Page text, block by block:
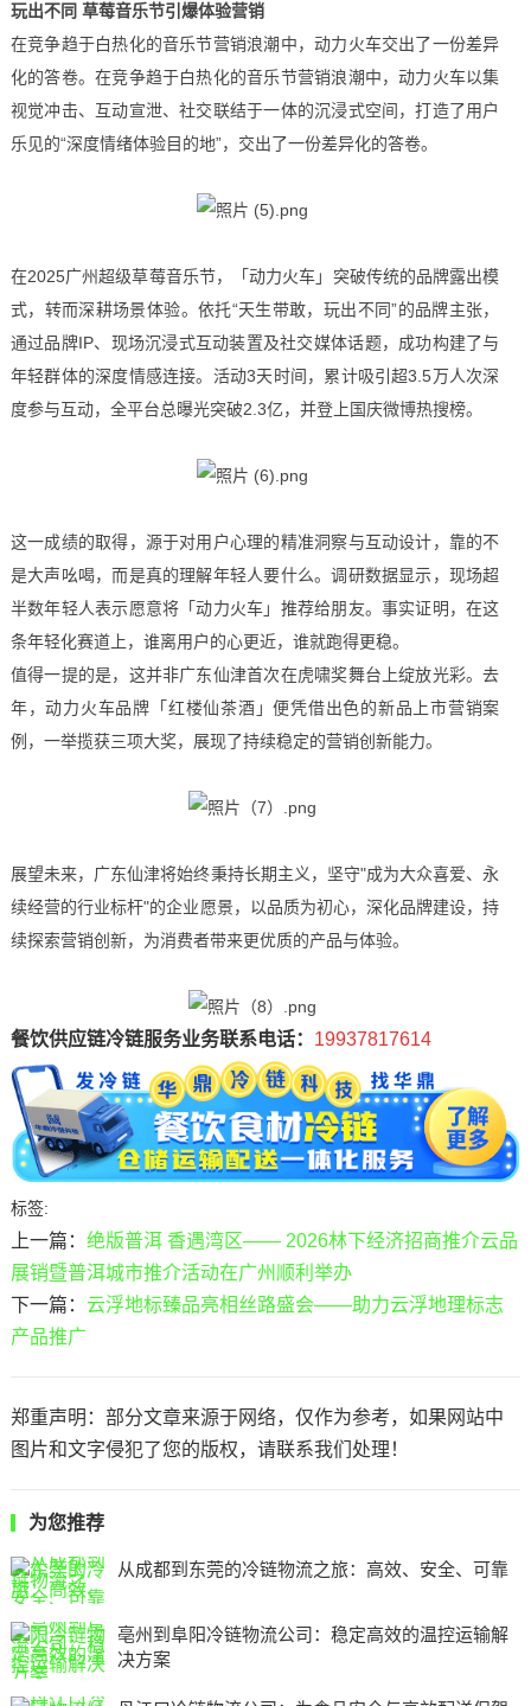
玩出不同 草莓音乐节引爆体验营销
在竞争趋于白热化的音乐节营销浪潮中，动力火车交出了一份差异
化的答卷。在竞争趋于白热化的音乐节营销浪潮中，动力火车以集
视觉冲击、互动宣泄、社交联结于一体的沉浸式空间，打造了用户
乐见的“深度情绪体验目的地”，交出了一份差异化的答卷。
在2025广州超级草莓音乐节，「动力火车」突破传统的品牌露出模
式，转而深耕场景体验。依托“天生带敢，玩出不同”的品牌主张，
通过品牌IP、现场沉浸式互动装置及社交媒体话题，成功构建了与
年轻群体的深度情感连接。活动3天时间，累计吸引超3.5万人次深
度参与互动，全平台总曝光突破2.3亿，并登上国庆微博热搜榜。
这一成绩的取得，源于对用户心理的精准洞察与互动设计，靠的不
是大声吆喝，而是真的理解年轻人要什么。调研数据显示，现场超
半数年轻人表示愿意将「动力火车」推荐给朋友。事实证明，在这
条年轻化赛道上，谁离用户的心更近，谁就跑得更稳。
值得一提的是，这并非广东仙津首次在虎啸奖舞台上绽放光彩。去
年，动力火车品牌「红楼仙茶酒」便凭借出色的新品上市营销案
例，一举揽获三项大奖，展现了持续稳定的营销创新能力。
展望未来，广东仙津将始终秉持长期主义，坚守"成为大众喜爱、永
续经营的行业标杆"的企业愿景，以品质为初心，深化品牌建设，持
续探索营销创新，为消费者带来更优质的产品与体验。
餐饮供应链冷链服务业务联系电话： 19937817614
标签:
上一篇： 绝版普洱 香遇湾区—— 2026林下经济招商推介云品
展销暨普洱城市推介活动在广州顺利举办
下一篇： 云浮地标臻品亮相丝路盛会——助力云浮地理标志
产品推广
郑重声明：部分文章来源于网络，仅作为参考，如果网站中
图片和文字侵犯了您的版权，请联系我们处理！
为您推荐
从成都到东莞的冷链物流之旅：高效、安全、可靠
亳州到阜阳冷链物流公司：稳定高效的温控运输解
决方案